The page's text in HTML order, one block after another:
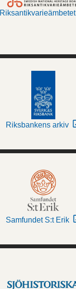
Riksantikvarieämbetet
Riksbankens arkiv
Samfundet S:t Erik